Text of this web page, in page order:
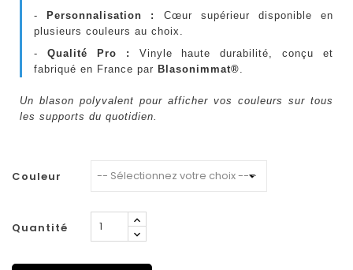
-
Personnalisation :
Cœur supérieur disponible en
plusieurs couleurs au choix.
- Qualité Pro :
Vinyle haute durabilité, conçu et
fabriqué en France par Blasonimmat®
Un blason polyvalent pour afficher vos couleurs sur tous
les supports du quotidien.
Couleur
Quantité